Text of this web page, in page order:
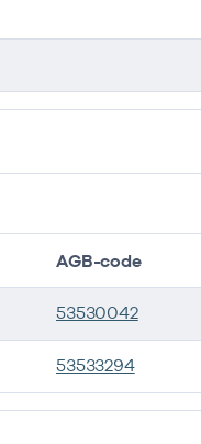
AGB-code
53530042
53533294